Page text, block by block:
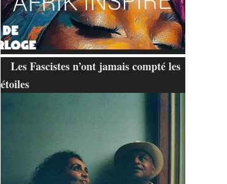
Les Fascistes n’ont jamais compté les
étoiles